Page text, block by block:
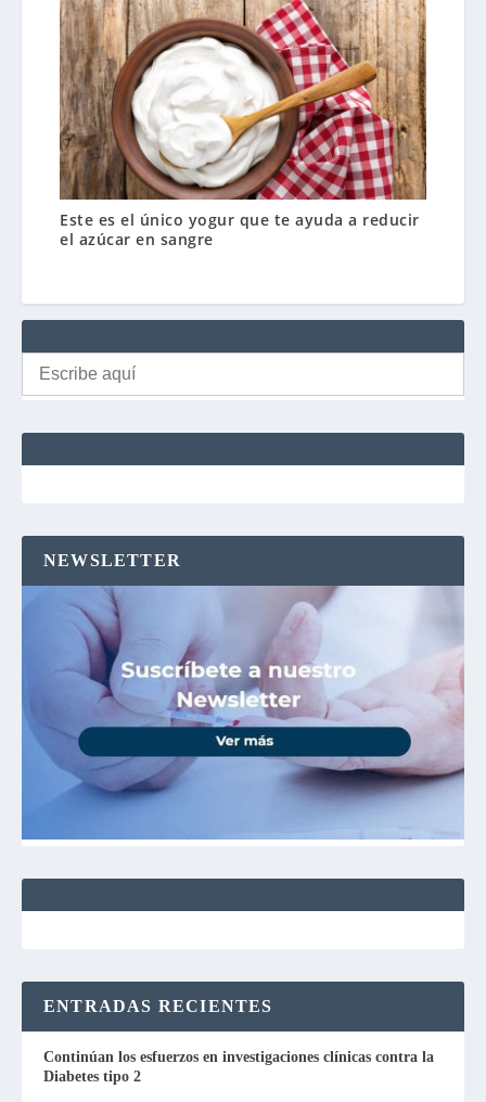
Este es el único yogur que te ayuda a reducir
el azúcar en sangre
Buscar:
NEWSLETTER
ENTRADAS RECIENTES
Continúan los esfuerzos en investigaciones clínicas contra la
Diabetes tipo 2